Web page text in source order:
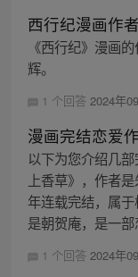
西行纪漫画作者
《西行纪》漫画
辉。
1 个回答 2024年
漫画完结恋爱
以下为您介绍几
上香草》，作者
年连载完结，属
是朝贺庵，是一
1 个回答 2024年